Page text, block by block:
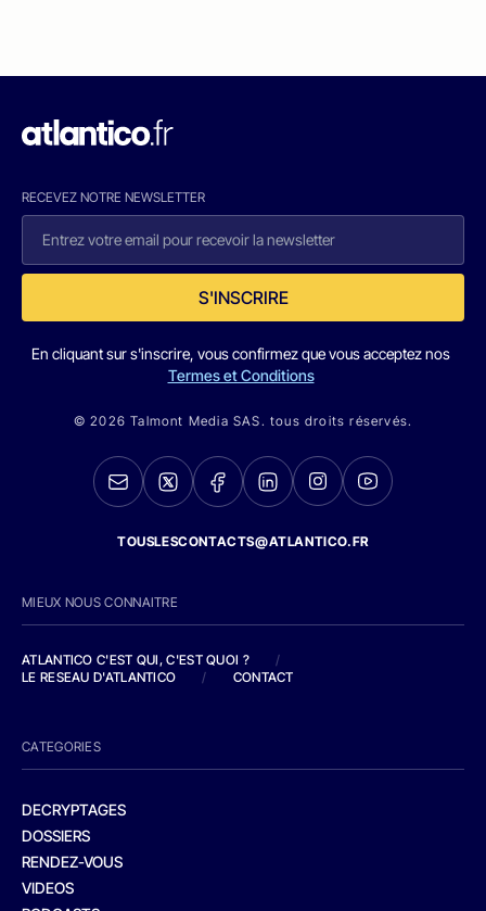
RECEVEZ NOTRE NEWSLETTER
S'INSCRIRE
En cliquant sur s'inscrire, vous confirmez que vous acceptez nos
Termes et Conditions
© 2026 Talmont Media SAS. tous droits réservés.
TOUSLESCONTACTS@ATLANTICO.FR
MIEUX NOUS CONNAITRE
ATLANTICO C'EST QUI, C'EST QUOI ?
/
LE RESEAU D'ATLANTICO
/ CONTACT
CATEGORIES
DECRYPTAGES
DOSSIERS
RENDEZ-VOUS
VIDEOS